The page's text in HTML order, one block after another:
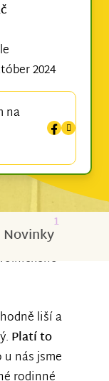
2024
na
Novinky
1
liší a
Platí to
nás jsme